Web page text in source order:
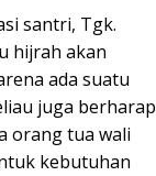
santri, Tgk.
hijrah akan
ada suatu
juga berharap
orang tua wali
kebutuhan